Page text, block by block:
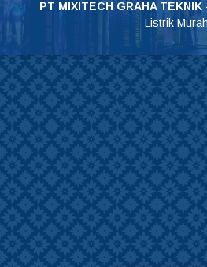
PT MIXITECH GRAHA TEKNIK
Listrik Murah